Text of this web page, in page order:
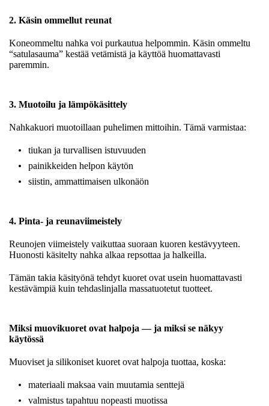
2. Käsin ommellut reunat
Koneommeltu nahka voi purkautua helpommin. Käsin ommeltu
“satulasauma” kestää vetämistä ja käyttöä huomattavasti
paremmin.
3. Muotoilu ja lämpökäsittely
Nahkakuori muotoillaan puhelimen mittoihin. Tämä varmistaa:
tiukan ja turvallisen istuvuuden
painikkeiden helpon käytön
siistin, ammattimaisen ulkonäön
4. Pinta- ja reunaviimeistely
Reunojen viimeistely vaikuttaa suoraan kuoren kestävyyteen.
Huonosti käsitelty nahka alkaa repsottaa ja halkeilla.
Tämän takia käsityönä tehdyt kuoret ovat usein huomattavasti
kestävämpiä kuin tehdaslinjalla massatuotetut tuotteet.
Miksi muovikuoret ovat halpoja — ja miksi se näkyy
käytössä
Muoviset ja silikoniset kuoret ovat halpoja tuottaa, koska:
materiaali maksaa vain muutamia senttejä
valmistus tapahtuu nopeasti muotissa